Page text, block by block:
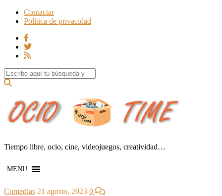
Contactar
Política de privacidad
Search for:
Tiempo libre, ocio, cine, videojuegos, creatividad…
MENU
Comedias 21 agosto, 2023 0